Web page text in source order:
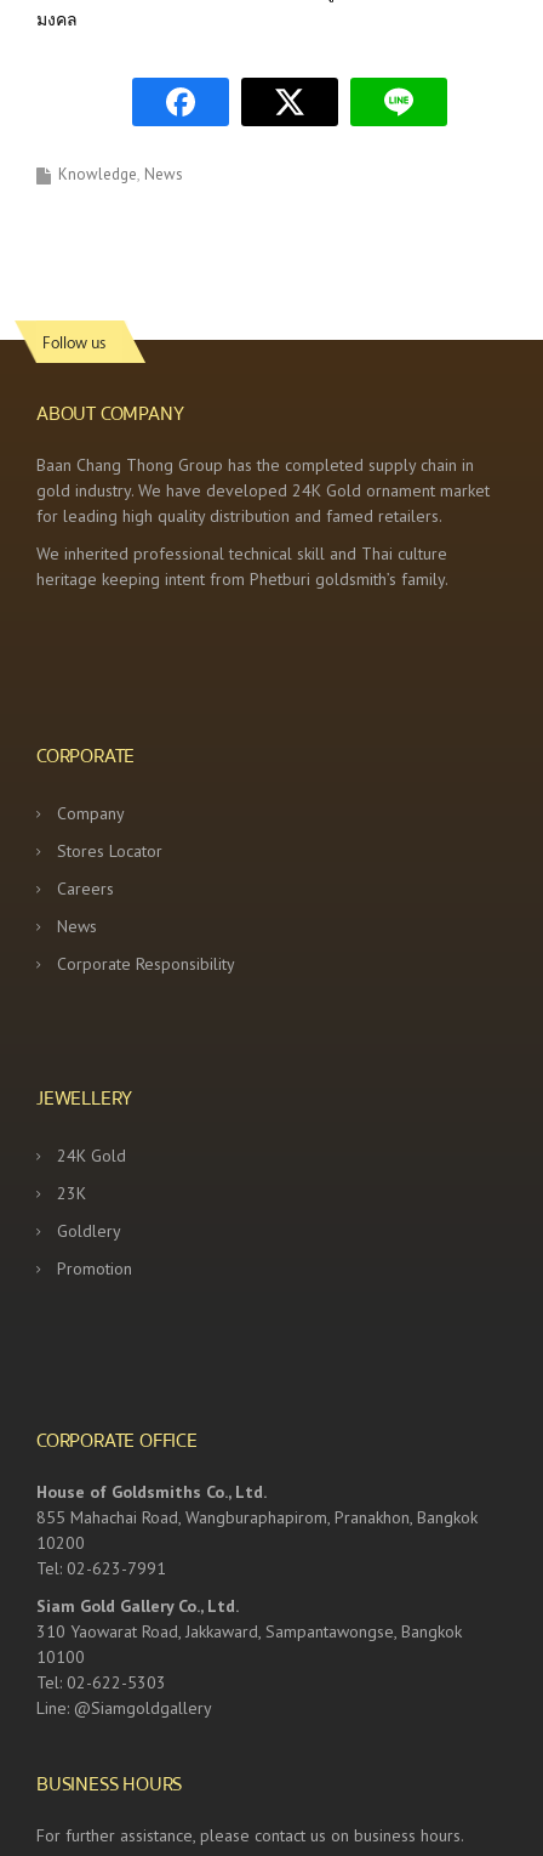
มงคล
Knowledge News
Follow us
ABOUT COMPANY
Baan Chang Thong Group has the completed supply chain in
gold industry. We have developed 24K Gold ornament market
for leading high quality distribution and famed retailers.
We inherited professional technical skill and Thai culture
heritage keeping intent from Phetburi goldsmith’s family.
CORPORATE
Company
Stores Locator
Careers
News
Corporate Responsibility
JEWELLERY
24K Gold
23K
Goldlery
Promotion
CORPORATE OFFICE
House of Goldsmiths Co., Ltd.
855 Mahachai Road, Wangburaphapirom, Pranakhon, Bangkok
10200
Tel: 02-623-7991
Siam Gold Gallery Co., Ltd.
310 Yaowarat Road, Jakkaward, Sampantawongse, Bangkok
10100
Tel: 02-622-5303
Line: @Siamgoldgallery
BUSINESS HOURS
For further assistance, please contact us on business hours.